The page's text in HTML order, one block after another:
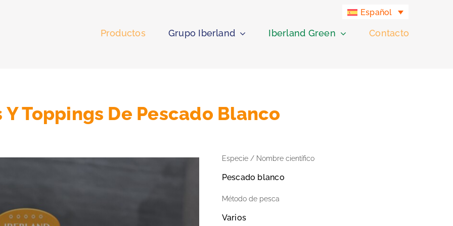
Español
Productos Grupo Iberland Iberland Green Contacto
Y Toppings De Pescado Blanco
Especie / Nombre científico
Pescado blanco
Método de pesca
Varios